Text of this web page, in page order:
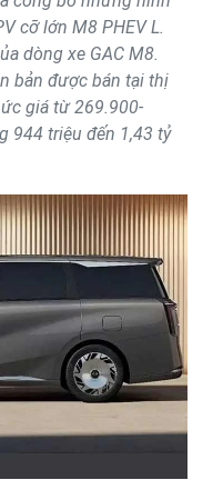
cỡ lớn M8 PHEV L.
dòng xe GAC M8.
bản được bán tại thị
giá từ 269.900-
944 triệu đến 1,43 tỷ